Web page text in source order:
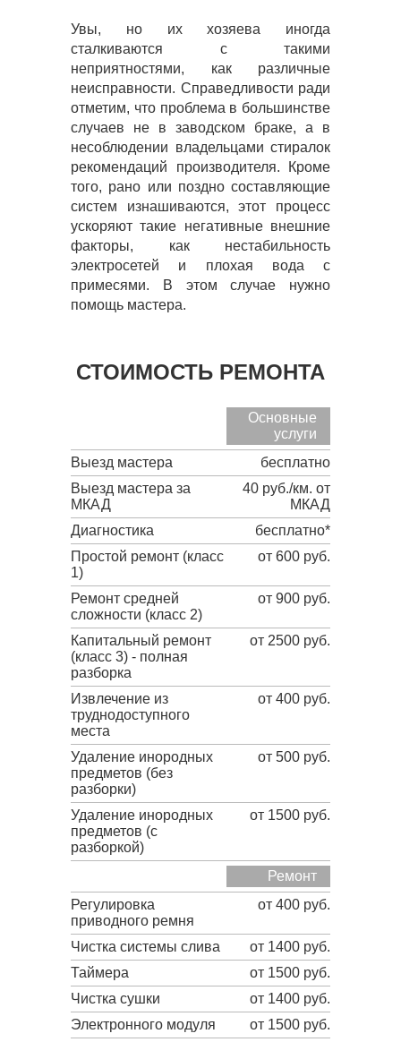
Увы, но их хозяева иногда
сталкиваются с такими
неприятностями, как различные
неисправности. Справедливости ради
отметим, что проблема в большинстве
случаев не в заводском браке, а в
несоблюдении владельцами стиралок
рекомендаций производителя. Кроме
того, рано или поздно составляющие
систем изнашиваются, этот процесс
ускоряют такие негативные внешние
факторы, как нестабильность
электросетей и плохая вода с
примесями. В этом случае нужно
помощь мастера.
СТОИМОСТЬ РЕМОНТА
Основные
услуги
Выезд мастера
бесплатно
Выезд мастера за
МКАД
40 руб./км. от
МКАД
Диагностика
бесплатно*
Простой ремонт (класс
1)
от 600 руб.
Ремонт средней
сложности (класс 2)
от 900 руб.
Капитальный ремонт
(класс 3) - полная
разборка
от 2500 руб.
Извлечение из
труднодоступного
места
от 400 руб.
Удаление инородных
предметов (без
разборки)
от 500 руб.
Удаление инородных
предметов (с
разборкой)
от 1500 руб.
Ремонт
Регулировка
приводного ремня
от 400 руб.
Чистка системы слива
от 1400 руб.
Таймера
от 1500 руб.
Чистка сушки
от 1400 руб.
Электронного модуля
от 1500 руб.